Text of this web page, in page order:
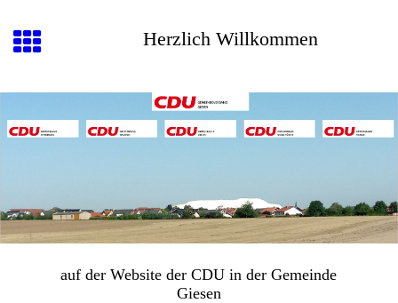
Herzlich Willkommen
auf der Website der CDU in der Gemeinde
Giesen